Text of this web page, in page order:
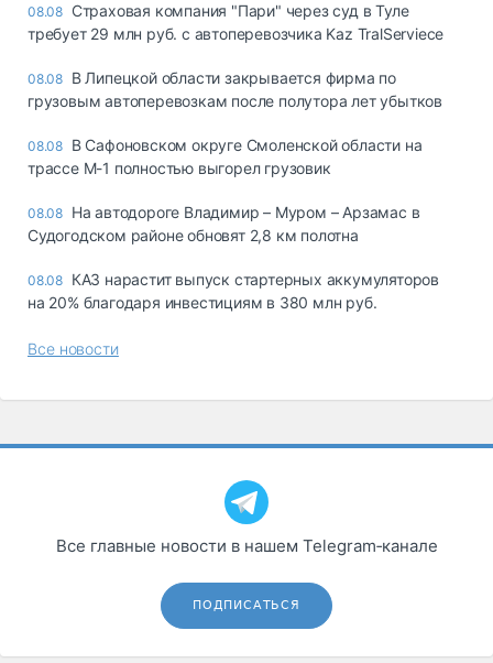
08.08 Страховая компания "Пари" через суд в Туле
требует 29 млн руб. с автоперевозчика Kaz TralServiece
08.08 В Липецкой области закрывается фирма по
грузовым автоперевозкам после полутора лет убытков
08.08 В Сафоновском округе Смоленской области на
трассе М-1 полностью выгорел грузовик
08.08 На автодороге Владимир – Муром – Арзамас в
Судогодском районе обновят 2,8 км полотна
08.08 КАЗ нарастит выпуск стартерных аккумуляторов
на 20% благодаря инвестициям в 380 млн руб.
Все новости
Все главные новости в нашем Telegram‑канале
ПОДПИСАТЬСЯ